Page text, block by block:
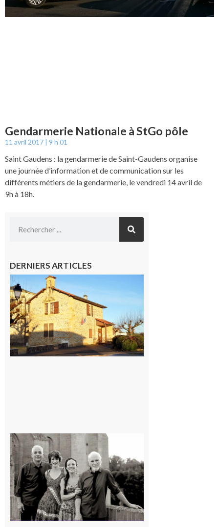
Gendarmerie Nationale à StGo pôle
11 avril 2017 9 h 01
Saint Gaudens : la gendarmerie de Saint-Gaudens organise
une journée d’information et de communication sur les
différents métiers de la gendarmerie, le vendredi 14 avril de
9h à 18h.
DERNIERS ARTICLES